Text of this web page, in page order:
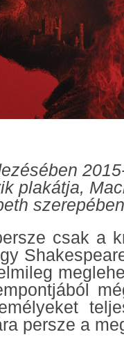
plakátja,
csak a
persze a